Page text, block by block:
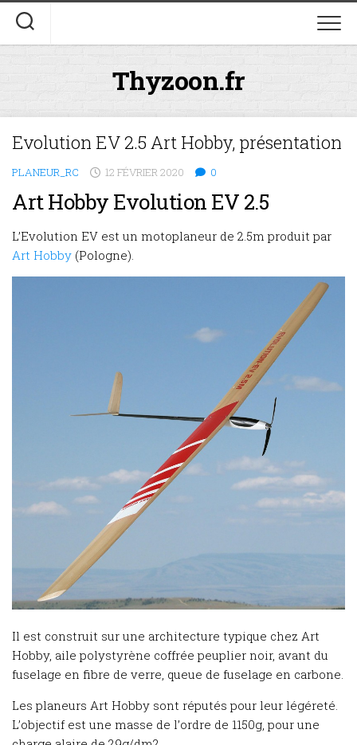
Skip
content
Thyzoon.fr
Evolution EV 2.5 Art Hobby, présentation
PLANEUR_RC 12 FÉVRIER 2020 0
Art Hobby Evolution EV 2.5
L’Evolution EV est un motoplaneur de 2.5m produit par
Art Hobby (Pologne).
Il est construit sur une architecture typique chez Art
Hobby, aile polystyrène coffrée peuplier noir, avant du
fuselage en fibre de verre, queue de fuselage en carbone.
Les planeurs Art Hobby sont réputés pour leur légéreté.
L’objectif est une masse de l’ordre de 1150g, pour une